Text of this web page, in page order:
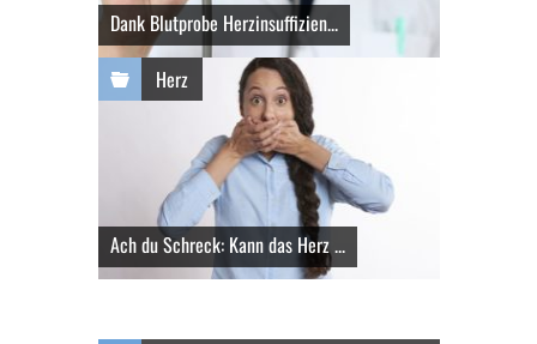
Dank Blutprobe Herzinsuffizien...
Herz
Ach du Schreck: Kann das Herz ...